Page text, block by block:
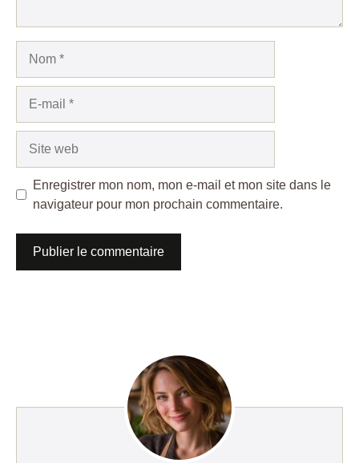
Enregistrer mon nom, mon e-mail et mon site dans le
navigateur pour mon prochain commentaire.